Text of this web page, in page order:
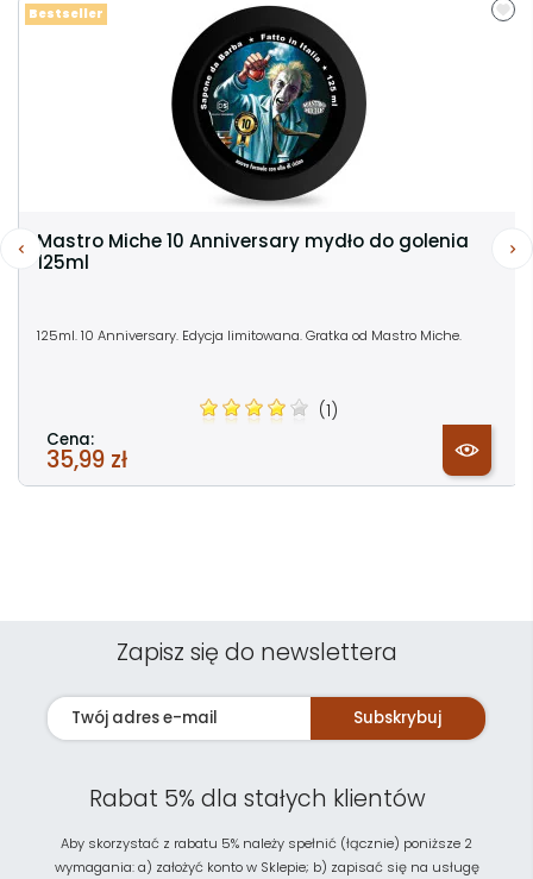
Mastro Miche 10 Anniversary mydło do golenia
125ml
125ml. 10 Anniversary. Edycja limitowana. Gratka od Mastro Miche.
(1)
Cena:
35,99 zł
Bestseller
Zapisz się do newslettera
Subskrybuj
Rabat 5% dla stałych klientów
Aby skorzystać z rabatu 5% należy spełnić (łącznie) poniższe 2
wymagania: a) założyć konto w Sklepie; b) zapisać się na usługę